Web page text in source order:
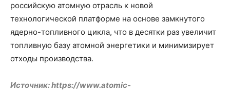
российскую атомную отрасль к новой
технологической платформе на основе замкнутого
ядерно-топливного цикла, что в десятки раз увеличит
топливную базу атомной энергетики и минимизирует
отходы производства.
Источник: https://www.atomic-